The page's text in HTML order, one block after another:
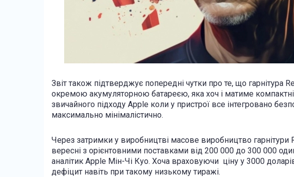
Звіт також підтверджує попередні чутки про те, що гарнітура
окремою акумуляторною батареєю, яка хоч і матиме компактні
звичайного підходу Apple коли у пристрої все інтегровано
максимально мінімалістично.
Через затримки у виробництві масове виробництво гарнітури
вересні з орієнтовними поставками від 200 000 до 300 000
аналітик Apple Мін-Чі Куо. Хоча враховуючи ціну у 3000
дефіцит навіть при такому низькому тиражі.